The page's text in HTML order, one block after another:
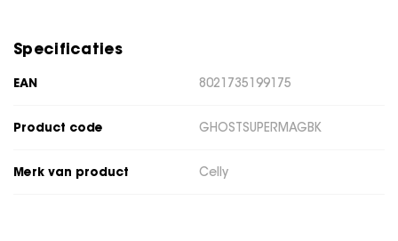
Specificaties
EAN 8021735199175
Product code GHOSTSUPERMAGBK
Merk van product Celly